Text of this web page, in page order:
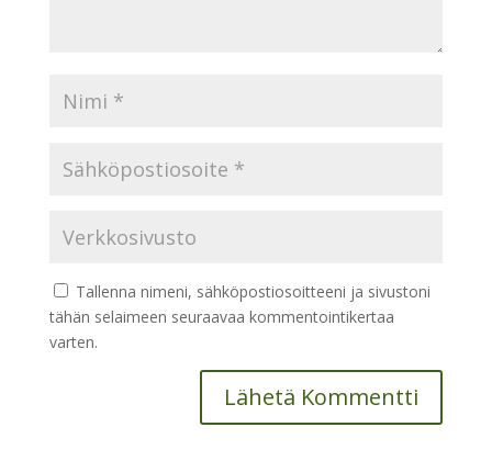
Tallenna nimeni, sähköpostiosoitteeni ja sivustoni
tähän selaimeen seuraavaa kommentointikertaa
varten.